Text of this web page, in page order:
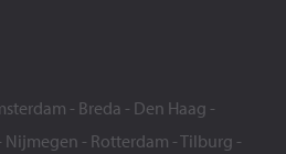
- Breda - Den Haag -
Nijmegen - Rotterdam -Tilburg -